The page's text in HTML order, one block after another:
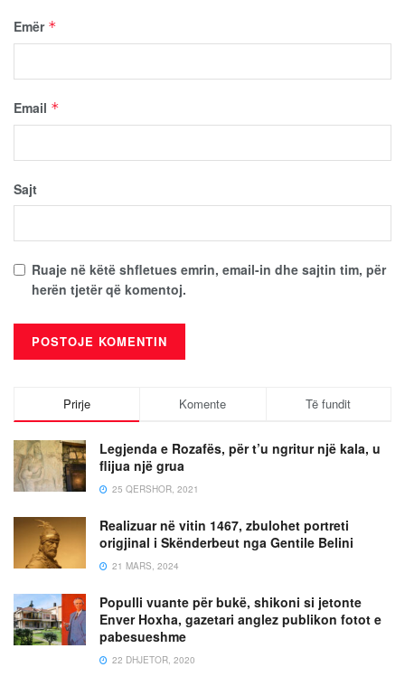
Emër *
Email *
Sajt
Ruaje në këtë shfletues emrin, email-in dhe sajtin tim, për
herën tjetër që komentoj.
Prirje Komente Të fundit
Legjenda e Rozafës, për t’u ngritur një kala, u
flijua një grua
25 QERSHOR, 2021
Realizuar në vitin 1467, zbulohet portreti
origjinal i Skënderbeut nga Gentile Belini
21 MARS, 2024
Populli vuante për bukë, shikoni si jetonte
Enver Hoxha, gazetari anglez publikon fotot e
pabesueshme
22 DHJETOR, 2020